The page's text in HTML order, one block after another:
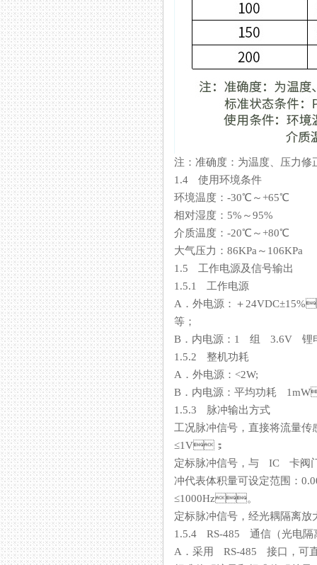
注：准确度：为温度、压
1.4 使用环境条件
环境温度：-30℃～+65℃
相对湿度：5%～95%
介质温度：-20℃～+80℃
大气压力：86KPa～106KPa
1.5 工作电源及信号输出
1.5.1 工作电源
A．外电源：＋
等；
B．内电源：1 组 3.6V 锂
1.5.2 整机功耗
A．外电源：<2W;
B．内电源：平均功耗
1.5.3 脉冲输出方式
工况脉冲信号，直接将流
≤1V；
定标脉冲信号，与 IC 卡
冲代表体积量可设定范围：
≤1000Hz。
定标脉冲信号，经光耦隔离
1.5.4 RS-485 通信（光电隔离）
A．采用 RS-485 接口，可